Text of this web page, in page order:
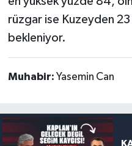
rüzgar ise Kuzeyden
bekleniyor.
Muhabir: Yasemin Can